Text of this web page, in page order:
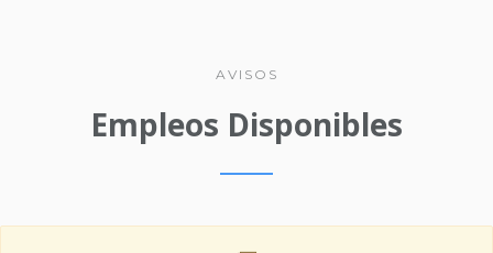
AVISOS
Empleos Disponibles